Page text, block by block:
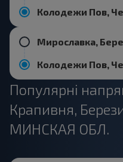
Популярні
Крапивня,
МИНСКАЯ ОБЛ.